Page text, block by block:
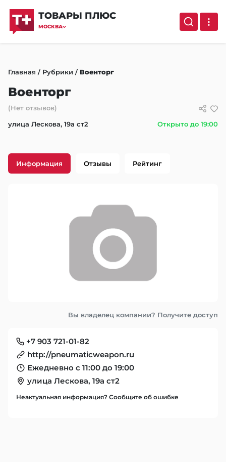
ТОВАРЫ ПЛЮС
МОСКВА
Главная / Рубрики / Военторг
Военторг
(Нет отзывов)
улица Лескова, 19а ст2
Открыто до 19:00
Информация Отзывы Рейтинг
Вы владелец компании? Получите доступ
+7 903 721-01-82
http://pneumaticweapon.ru
Ежедневно с 11:00 до 19:00
улица Лескова, 19а ст2
Неактуальная информация? Сообщите об ошибке